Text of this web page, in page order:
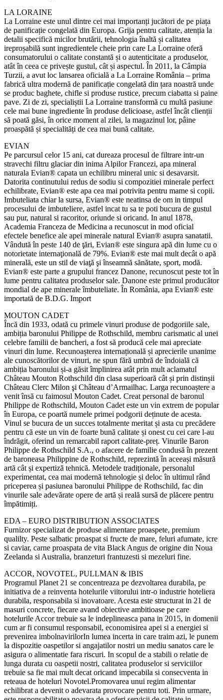
LA LORAINE
La Lorraine este unul dintre cei mai importanți jucători de pe piața
de panificație congelată din Europa. Grija pentru calitate, atenția la
detalii specifică micilor brutării, tehnologia înaltă și calitatea
ireproșabilă sunt ingredientele cheie prin care La Lorraine oferă
consumatorului o calitate constantă și o autenticitate a produselor,
atât în ceea ce privește gustul, cât și aspectul. În 2011, la Câmpia
Turzii, a avut loc lansarea oficială a La Lorraine România – prima
fabrică ultra modernă de panificație congelată din țara noastră unde
se produc baghete, chifle si produse rustice, precum ciabatta si paine
pave. Zi de zi, specialiștii La Lorraine transformă cu multă pasiune
cele mai bune ingrediente în produse delicioase, astfel încât clienții
să poată găsi, în orice moment al zilei, la magazinul lor, pâine
proaspătă și specialități de cea mai bună calitate.
EVIAN
Pe parcursul celor 15 ani, cat dureaza procesul de filtrare intr-un
stravechi filtru glaciar din inima Alpilor Francezi, apa mineral
naturala Evian® capata un echilibru mineral unic si desavarsit.
Datorita continutului redus de sodiu si compozitiei minerale perfect
echilibrate, Evian® este apa cea mai potrivita pentru mame si copii.
Imbuteliata chiar la sursa, Evian® este neatinsa de om in timpul
procesului de imbuteliere, astfel incat tu sa te poti bucura de gustul
sau pur, natural si racoritor, oriunde si oricand. In anul 1878,
Academia Franceza de Medicina a recunoscut in mod oficial
efectele benefice ale apei minerale natural Evian® asupra sanatatii.
Vândută în peste 140 de ţări, Evian® este singura apă din lume cu o
notorietate internaţională de 79%. Evian® este mai mult decât o apă
minerală, este un stil de viaţă şi înseamnă sănătate, sport, modă.
Evian® este parte a grupului francez Danone, recunoscut peste tot în
lume pentru calitatea produselor sale. Danone este primul producător
mondial de ape minerale îmbuteliate. În România, apa Evian® este
importată de B.D.G. Import
MOUTON CADET
Încă din 1933, odată cu primele vinuri produse de podgoriile sale,
ambiția baronului Philippe de Rothschild, membru carismatic al unei
celebre familii de bancheri, a fost să producă cele mai apreciate
vinuri din lume. Recunoașterea internațională și aprecierile unanime
ale cunoscătorilor de vinuri, ne spun fără umbră de îndoială că
ambiția baronului și-a găsit împlinirea atât prin mult aclamatul
Château Mouton Rothschild din clasa superioară cât și prin distinșii
Château Clerc Milon şi Château d’Armailhac. Larga recunoaștere a
venit însă cu faimosul Mouton Cadet. Creat personal de baronul
Philippe de Rothschild, Mouton Cadet este un vin extrem de popular
în Europa, ce poartă numele primei podgorii deținute de acesta.
Vinul se bucura de un succes totalmente meritat și asta cu precădere
pentru că este un vin de foarte bună calitate și onest cu cei care l-au
îndrăgit, oferind un remarcabil raport calitate-preț. Vinurile Baron
Philippe de Rothschild S.A., o afacere de familie condusă în prezent
de baroneasa Philippine de Rothschild, reprezintă în aceeași măsură
artă cât și expertiză tehnică. Metodele tradiționale, personalul
experimentat, cea mai modernă tehnologie și deloc în ultimul rând
priceperea și pasiunea baronului Philippe de Rothschild, fac din
vinurile sale adevărate opere de artă și reală sursă de plăcere pentru
împătimiți.
EDA – EURO DISTRIBUTION ASSOCIATES
Furnizor specializat de produse alimentare proaspete, premium
qualilty. Peste salbatic proaspat si fructe de mare, feluri afumate, icre
si caviar, carne proaspata de vita Black Angus de origine din Noua
Zeelanda si Australia, branzeturi frantuzesti si mezeluri fine.
ACCOR, NOVOTEL, PULLMAN & IBIS
Programul Planet 21 se concentreaza pe dezvoltarea durabila, pe
initiativa de a reinventa hotelurile viitorului intr-o industrie hoteliera
durabila, responsabila si inovatoare. Acesta este structurat in 21 de
masuri concrete, fiecare avand obiective ambitioase pe care
hotelurile Accor trebuie sa le indeplineasca pana in 2015, in domenii
cum ar fi consumul responsabil, economisirea apei si a energiei si
prevenirea imbolnavirilorIn lumea incerta in care traim azi, le punem
la dispozitie oaspetilor si angajatilor nostri un mediu sanatos care le
asigura o alimentatie fara riscuri. In scopul de a stabili o relatie de
lunga durata cu oaspetii nostri, calitatea produselor si serviciilor
trebuie sa fie mai mult decat oricand impecabila si consecventa in
reteaua de hoteluri Novotel.Promovarea unui regim alimentar
echilibrat a devenit o adevarata provocare pentru toti. Prin urmare,